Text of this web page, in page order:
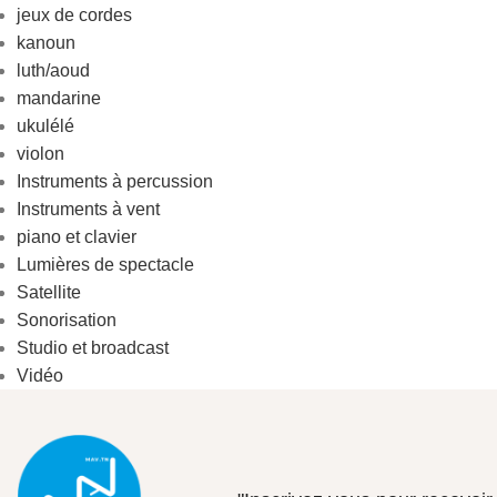
jeux de cordes
kanoun
luth/aoud
mandarine
ukulélé
violon
Instruments à percussion
Instruments à vent
piano et clavier
Lumières de spectacle
Satellite
Sonorisation
Studio et broadcast
Vidéo